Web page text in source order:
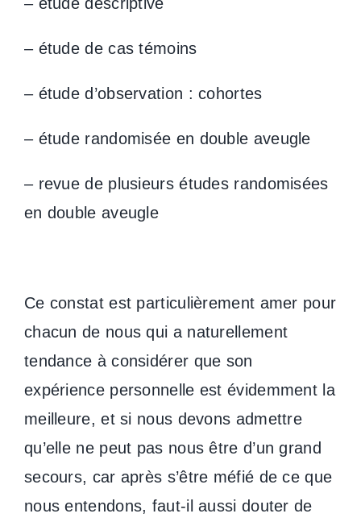
– étude de cas témoins
– étude d’observation : cohortes
– étude randomisée en double aveugle
– revue de plusieurs études randomisées
en double aveugle
Ce constat est particulièrement amer pour
chacun de nous qui a naturellement
tendance à considérer que son
expérience personnelle est évidemment la
meilleure, et si nous devons admettre
qu’elle ne peut pas nous être d’un grand
secours, car après s’être méfié de ce que
nous entendons, faut-il aussi douter de